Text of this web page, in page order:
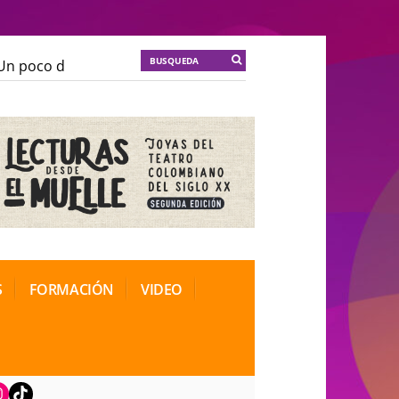
poco de locura para la cordura
Soma
de Teatro Rosa
FORMACIÓN VIDEO
TikTok